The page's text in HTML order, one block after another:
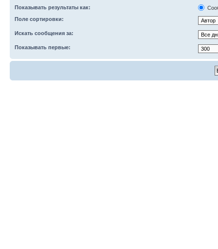
Показывать результаты как:
Поле сортировки:
Искать сообщения за:
Показывать первые: